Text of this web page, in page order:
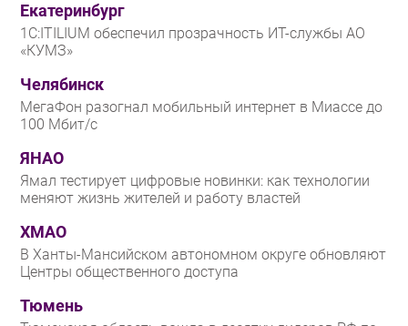
Инновации
CIO/Управление ИТ
Здоровье
Новости
Аналитика
Интервью
Мероприятия
Проекты
IT класс
Екатеринбург
1С:ITILIUM обеспечил прозрачность ИТ-службы АО
«КУМЗ»
Челябинск
МегаФон разогнал мобильный интернет в Миассе до
100 Мбит/с
ЯНАО
Ямал тестирует цифровые новинки: как технологии
меняют жизнь жителей и работу властей
ХМАО
В Ханты-Мансийском автономном округе обновляют
Центры общественного доступа
Тюмень